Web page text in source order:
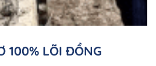
100% LÕI ĐỒNG